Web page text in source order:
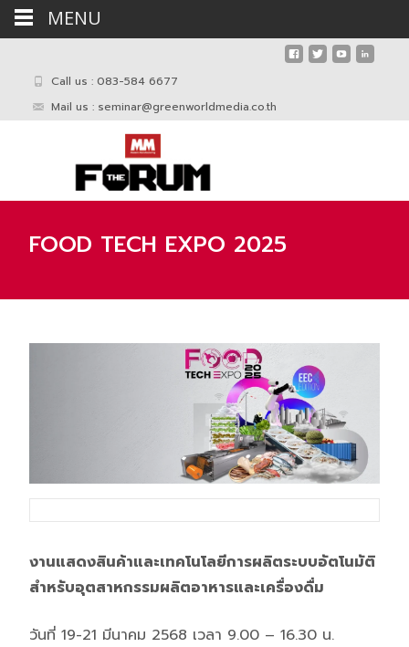
Call us : 083-584 6677
Mail us : seminar@greenworldmedia.co.th
FOOD TECH EXPO 2025
งานแสดงสินค้าและเทคโนโลยีการผลิตระบบอัตโนมัติ
สำหรับอุตสาหกรรมผลิตอาหารและเครื่องดื่ม
วันที่ 19-21 มีนาคม 2568 เวลา 9.00 – 16.30 น.
MENU